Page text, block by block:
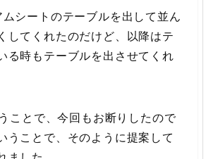
シートのテーブルを出して並ん
してくれたのだけど、以降はテ
る時もテーブルを出させてくれ
ことで、今回もお断りしたので
うことで、そのように提案して